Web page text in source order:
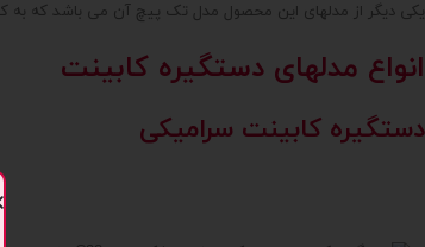
یکی دیگر از مدلهای این محصول مدل تک پیچ آن می باشد که
انواع مدلهای دستگیره کابینت
دستگیره کابینت سرامیکی